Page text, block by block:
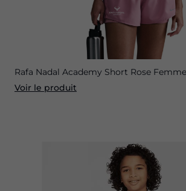
Rafa Nadal Academy Short Rose
Voir le produit